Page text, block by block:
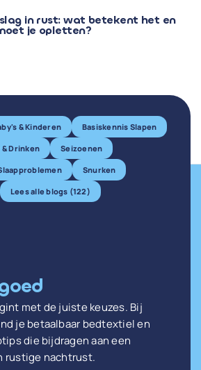
in rust: wat betekent het en
je opletten?
& Kinderen Basiskennis Slapen
& Drinken Seizoenen
Snurken
Lees alle blogs (122)
met de juiste keuzes. Bij
je betaalbaar bedtextiel en
die bijdragen aan een
rustige nachtrust.